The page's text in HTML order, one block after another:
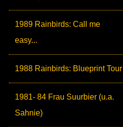
1989 Rainbirds: Call me
easy...
1988 Rainbirds: Blueprint Tour
1981- 84 Frau Suurbier (u.a.
Sahnie)